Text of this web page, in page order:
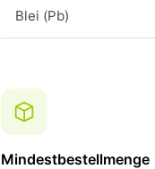
Blei (Pb)
Mindestbestellmenge